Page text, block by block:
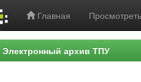
Главная Просмотреть
Электронный архив ТПУ